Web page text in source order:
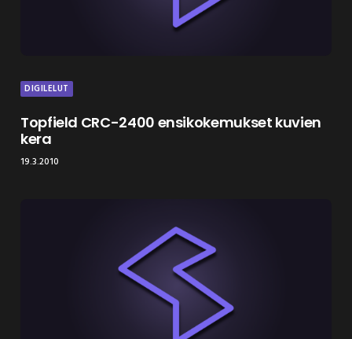
DIGILELUT
Topfield CRC-2400 ensikokemukset kuvien
kera
19.3.2010